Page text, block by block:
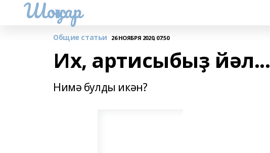
Шоңҡар
Общие статьи 26 НОЯБРЯ 2020, 07:50
Их, артисыбыҙ йәл...
Нимә булды икән?